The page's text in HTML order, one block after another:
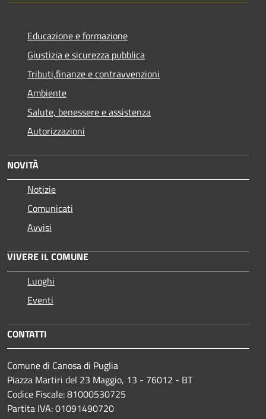
Educazione e formazione
Giustizia e sicurezza pubblica
Tributi,finanze e contravvenzioni
Ambiente
Salute, benessere e assistenza
Autorizzazioni
NOVITÀ
Notizie
Comunicati
Avvisi
VIVERE IL COMUNE
Luoghi
Eventi
CONTATTI
Comune di Canosa di Puglia
Piazza Martiri del 23 Maggio, 13 - 76012 - BT
Codice Fiscale: 81000530725
Partita IVA: 01091490720